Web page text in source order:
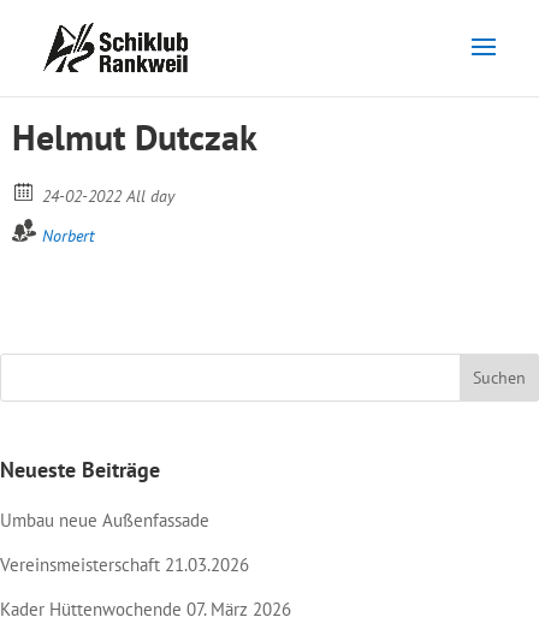
Helmut Dutczak
24-02-2022 All day
Norbert
Neueste Beiträge
Umbau neue Außenfassade
Vereinsmeisterschaft 21.03.2026
Kader Hüttenwochende 07. März 2026